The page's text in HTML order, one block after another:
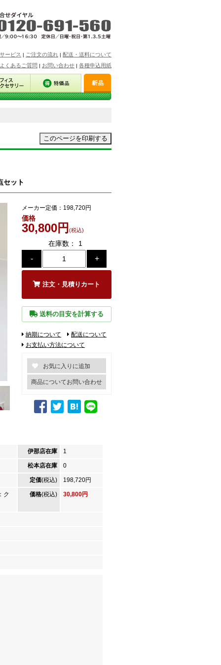
ービス | ご注文の流れ | 配送・送料について
よくあるご質問 | お問い合わせ | 各種申込用紙
セット
メーカー定価： 198,720円
価格
30,800円 (税込)
在庫数： 1
注文・見積りカート
送料の目安を計算する
納期について
配送について
お支払い方法について
商品についてお問い合わせ
伊那店在庫 1
松本店在庫 0
定価(税込) 198,720円
ク
価格(税込) 30,800円